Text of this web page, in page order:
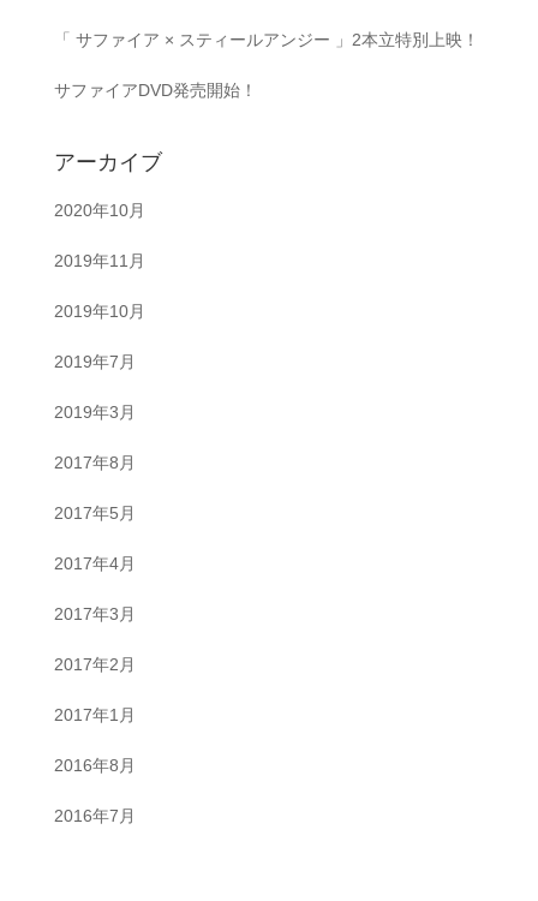
「 サファイア × スティールアンジー 」2本立特別上映！
サファイアDVD発売開始！
アーカイブ
2020年10月
2019年11月
2019年10月
2019年7月
2019年3月
2017年8月
2017年5月
2017年4月
2017年3月
2017年2月
2017年1月
2016年8月
2016年7月